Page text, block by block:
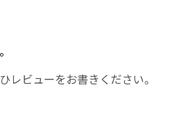
レビューをお書きください。